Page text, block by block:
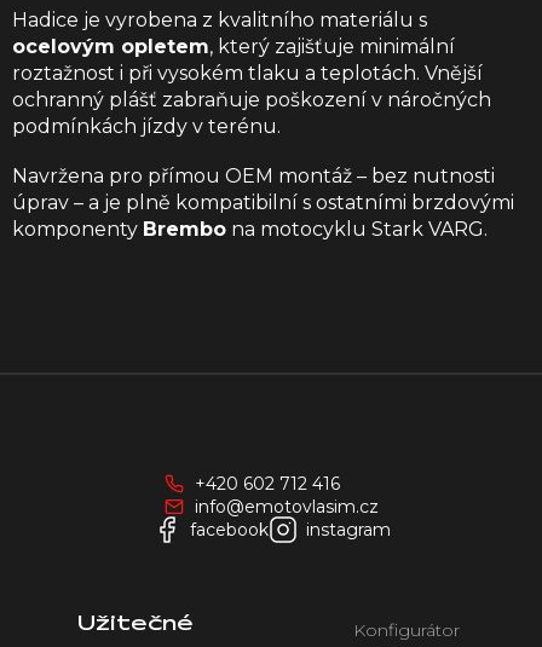
Hadice je vyrobena z kvalitního materiálu s
ocelovým opletem, který zajišťuje minimální
roztažnost i při vysokém tlaku a teplotách. Vnější
ochranný plášť zabraňuje poškození v náročných
podmínkách jízdy v terénu.
Navržena pro přímou OEM montáž – bez nutnosti
úprav – a je plně kompatibilní s ostatními brzdovými
komponenty Brembo na motocyklu Stark VARG.
+420 602 712 416
info@emotovlasim.cz
facebook
instagram
Užitečné
Konfigurátor